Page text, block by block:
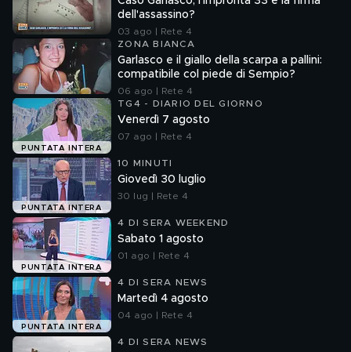
dell'assassino?
03 ago | Rete 4
ZONA BIANCA
Garlasco e il giallo della scarpa a pallini:
compatibile col piede di Sempio?
06 ago | Rete 4
PUNTATA INTERA
TG4 - DIARIO DEL GIORNO
Venerdì 7 agosto
07 ago | Rete 4
PUNTATA INTERA
10 MINUTI
Giovedì 30 luglio
30 lug | Rete 4
PUNTATA INTERA
4 DI SERA WEEKEND
Sabato 1 agosto
01 ago | Rete 4
PUNTATA INTERA
4 DI SERA NEWS
Martedì 4 agosto
04 ago | Rete 4
4 DI SERA NEWS